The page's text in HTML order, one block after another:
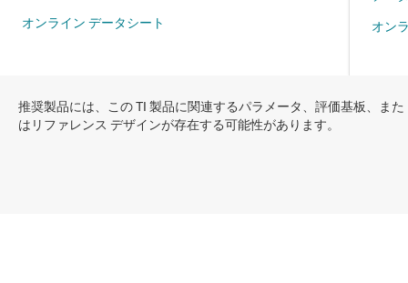
推奨製品には、この TI 製品に関連するパラメータ、評価基板、また
はリファレンス デザインが存在する可能性があります。